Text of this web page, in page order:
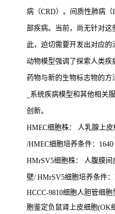
病（CRD）。间质性肺病
部疾病。当前，尚无针对这
此，迫切需要开发出对应的
动物模型强调了探索人类疾
药物与新的生物标志物的
_系统疾病模型和其他相关
创新。
HMEC细胞株： 人乳腺上
/HMEC细胞培养条件：
HMrSV5细胞株： 人腹膜
壁/ HMrSV5细胞培养条件
HCCC-9810细胞人胆管细
胞鉴定负鼠肾上皮细胞(OK